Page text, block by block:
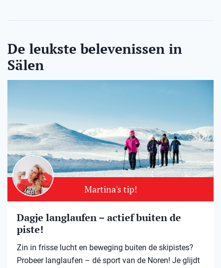
De leukste belevenissen in
Sälen
Martina's tip!
Dagje langlaufen – actief buiten de
piste!
Zin in frisse lucht en beweging buiten de skipistes?
Probeer langlaufen – dé sport van de Noren! Je glijdt